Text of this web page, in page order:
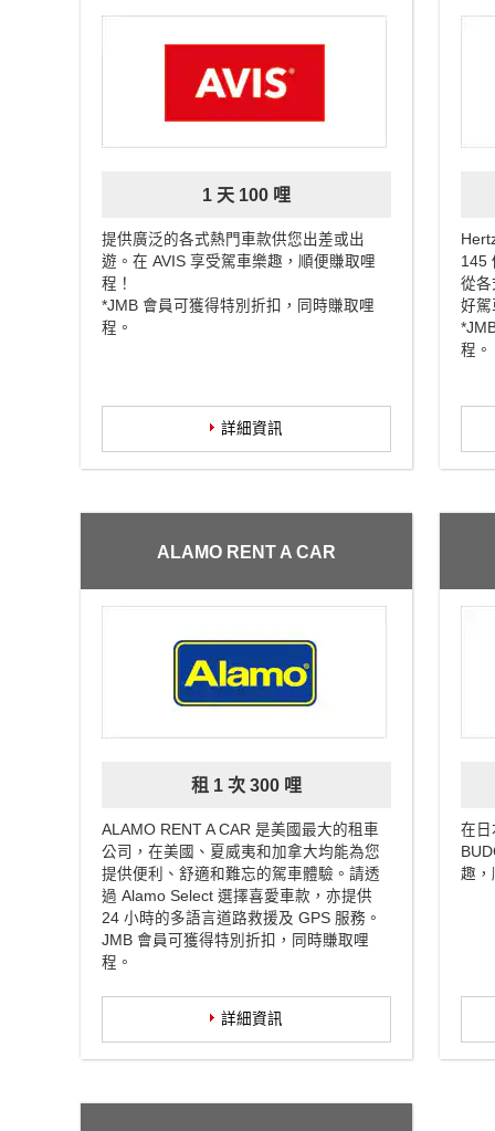
1 天 100 哩
提供廣泛的各式熱門車款供您出差或出
遊。在 AVIS 享受駕車樂趣，順便賺取哩
程！
*JMB 會員可獲得特別折扣，同時賺取哩
程。
詳細資訊
145
從各
好駕
程。
ALAMO RENT A CAR
租 1 次 300 哩
ALAMO RENT A CAR 是美國最大的租車
公司，在美國、夏威夷和加拿大均能為您
提供便利、舒適和難忘的駕車體驗。請透
過 Alamo Select 選擇喜愛車款，亦提供
24 小時的多語言道路救援及 GPS 服務。
JMB 會員可獲得特別折扣，同時賺取哩
程。
詳細資訊
在日
趣，